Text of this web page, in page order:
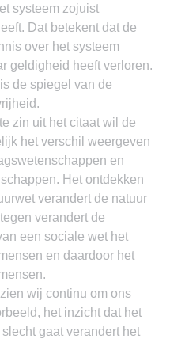
systeem zojuist
Dat betekent dat de
over het systeem
geldigheid heeft verloren.
de spiegel van de
zin uit het citaat wil de
het verschil weergeven
en
Het ontdekken
verandert de natuur
verandert de
een sociale wet het
en daardoor het
wij continu om ons
het inzicht dat het
gaat verandert het